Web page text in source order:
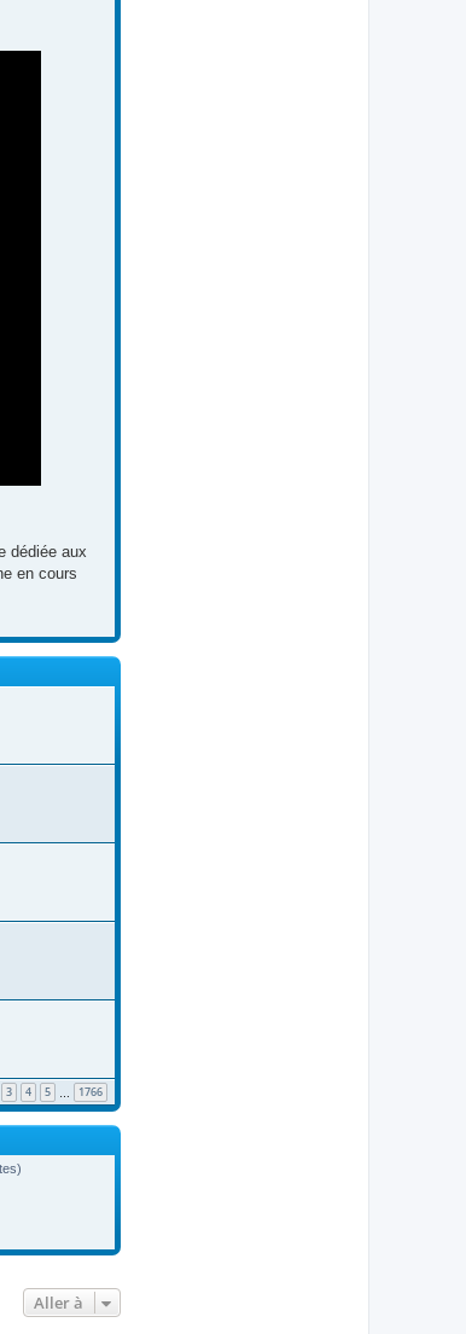
dédiée aux
en cours
3 4 5 … 1766
Aller à